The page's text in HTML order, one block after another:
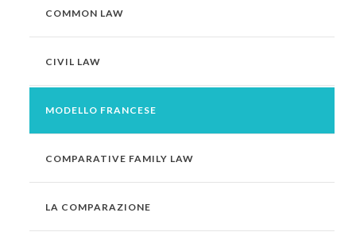
COMMON LAW
CIVIL LAW
MODELLO FRANCESE
COMPARATIVE FAMILY LAW
LA COMPARAZIONE